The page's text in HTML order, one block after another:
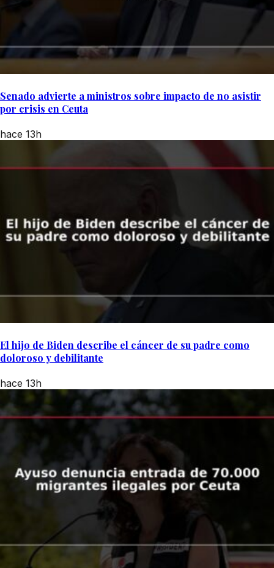
Senado advierte a ministros sobre impacto de no asistir
por crisis en Ceuta
hace 13h
El hijo de Biden describe el cáncer de su padre como
doloroso y debilitante
hace 13h